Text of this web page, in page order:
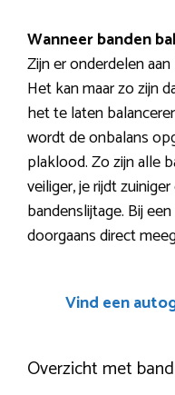
Wanneer banden
Zijn er onderdelen
Het kan maar zo zijn
het te laten
wordt de onbalans
plaklood. Zo zijn alle
veiliger, je rijdt
bandenslijtage. Bij
doorgaans direct
Vind een
Overzicht met